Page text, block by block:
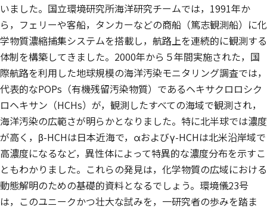
いました。国立環境研究所海洋研究チームでは，1991年か
ら，フェリーや客船，タンカーなどの商船（篤志観測船）に化
学物質濃縮捕集システムを搭載し，航路上を連続的に観測する
体制を構築してきました。2000年から５年間実施された，国
際航路を利用した地球規模の海洋汚染モニタリング調査では，
代表的なPOPs（有機残留汚染物質）であるヘキサクロロシク
ロヘキサン（HCHs）が，観測したすべての海域で観測され，
海洋汚染の広範さが明らかとなりました。特に北半球では濃度
が高く，β-HCHは日本近海で，αおよびγ-HCHは北米沿岸域で
高濃度になるなど，異性体によって特異的な濃度分布を示すこ
ともわかりました。これらの発見は，化学物質の広域における
動態解明のための基礎的資料となるでしょう。環境儀23号
は，このユニークかつ壮大な試みを，一研究者の歩みを踏ま